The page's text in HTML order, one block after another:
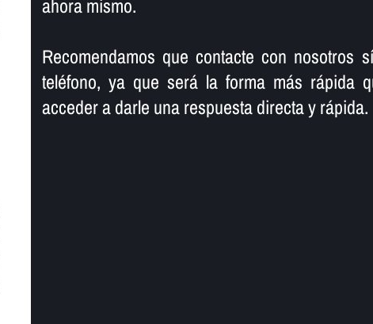
ahora mismo.
Recomendamos que contacte con nosotros
teléfono, ya que será la forma más rápida
acceder a darle una respuesta directa y rápida.